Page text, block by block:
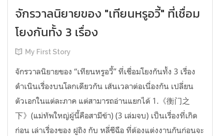
จักรวาลนิยายของ "เทียนหรูอวี้" ที่เชื่อม
โยงกันทั้ง 3 เรื่อง
My First Story
จักรวาลนิยายของ “เทียนหรูอวี้” ที่เชื่อมโยงกันทั้ง 3 เรื่อง
ดำเนินเรื่องบนโลกเดียวกัน เส้นเวลาต่อเนื่องกัน เปลี่ยน
ตัวเอกในแต่ละภาค แต่สามารถอ่านแยกได้ 1.《衡门之
下》(แม่ทัพใหญ่ผู้นี้คือสามีข้า) (3 เล่มจบ) เป็นเรื่องที่เกิด
ก่อน เล่าเรื่องของ ฝูถิง กับ หลี่ชีฉือ ที่ต้องแต่งงานกันก่อนจะ